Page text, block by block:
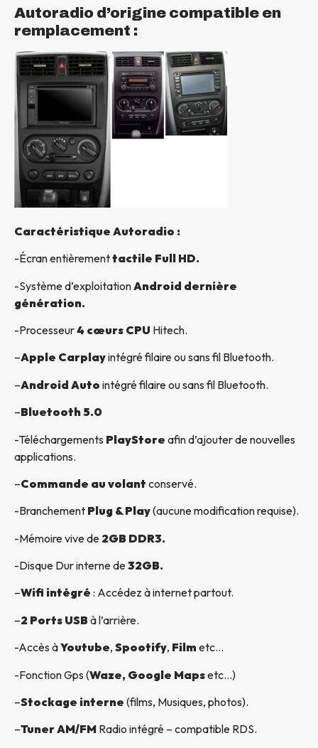
Autoradio d’origine compatible en
remplacement :
Caractéristique Autoradio :
-Écran entièrementtactile Full HD.
-Système d’exploitationAndroid dernière
génération.
-Processeur4 cœurs CPU Hitech.
–Apple Carplayintégré filaire ou sans fil Bluetooth.
–Android Auto intégré filaire ou sans fil Bluetooth.
–Bluetooth 5.0
-Téléchargements PlayStore afin d’ajouter de nouvelles
applications.
–Commande au volant conservé.
-Branchement Plug & Play(aucune modification requise).
-Mémoire vive de 2GB DDR3.
-Disque Dur interne de32GB.
–Wifi intégré : Accédez à internet partout.
–2 Ports USBà l’arrière.
-Accès àYoutube, Spootify, Film etc…
-Fonction Gps (Waze, Google Mapsetc…)
–Stockage interne (films, Musiques, photos).
–Tuner AM/FM Radio intégré – compatible RDS.